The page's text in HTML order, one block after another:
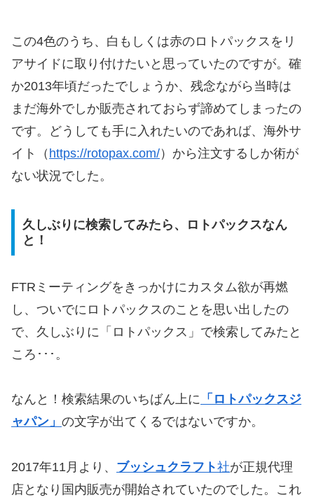
この4色のうち、白もしくは赤のロトパックスをリ
アサイドに取り付けたいと思っていたのですが。確
か2013年頃だったでしょうか、残念ながら当時は
まだ海外でしか販売されておらず諦めてしまったの
です。どうしても手に入れたいのであれば、海外サ
イト（ https://rotopax.com/）から注文するしか術が
ない状況でした。
久しぶりに検索してみたら、ロトパックスなん
と！
FTRミーティングをきっかけにカスタム欲が再燃
し、ついでにロトパックスのことを思い出したの
で、久しぶりに「ロトパックス」で検索してみたと
ころ･･･。
なんと！検索結果のいちばん上に 「ロトパックスジ
ャパン」 の文字が出てくるではないですか。
2017年11月より、 ブッシュクラフト社が正規代理
店となり国内販売が開始されていたのでした。これ